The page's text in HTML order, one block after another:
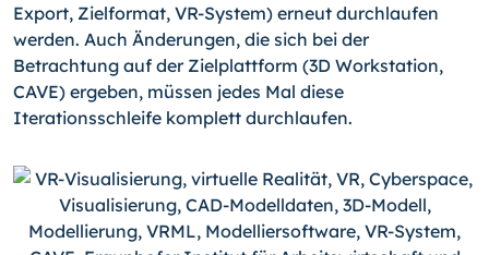
Export, Zielformat, VR-System) erneut durchlaufen
werden. Auch Änderungen, die sich bei der
Betrachtung auf der Zielplattform (3D Workstation,
CAVE) ergeben, müssen jedes Mal diese
Iterationsschleife komplett durchlaufen.